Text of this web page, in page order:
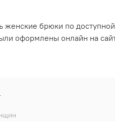
брюки по
оформлены онлайн на